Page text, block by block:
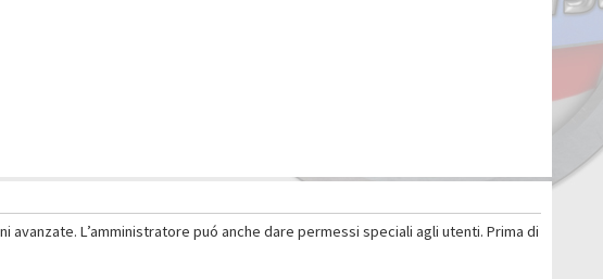
L’amministratore puó anche dare permessi speciali agli utenti. Prima di